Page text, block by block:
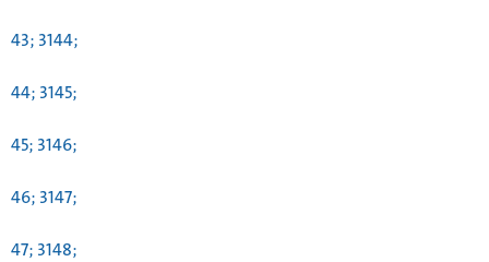
43; 3144;
44; 3145;
45; 3146;
46; 3147;
47; 3148;